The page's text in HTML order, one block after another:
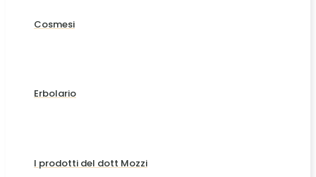
Cosmesi
Erbolario
I prodotti del dott Mozzi